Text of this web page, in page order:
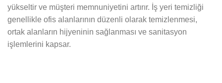
yükseltir ve müşteri memnuniyetini artırır. İş yeri temizliği
genellikle ofis alanlarının düzenli olarak temizlenmesi,
ortak alanların hijyeninin sağlanması ve sanitasyon
işlemlerini kapsar.